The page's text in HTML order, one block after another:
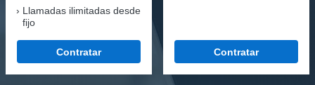
Llamadas ilimitadas desde
fijo
Contratar Contratar